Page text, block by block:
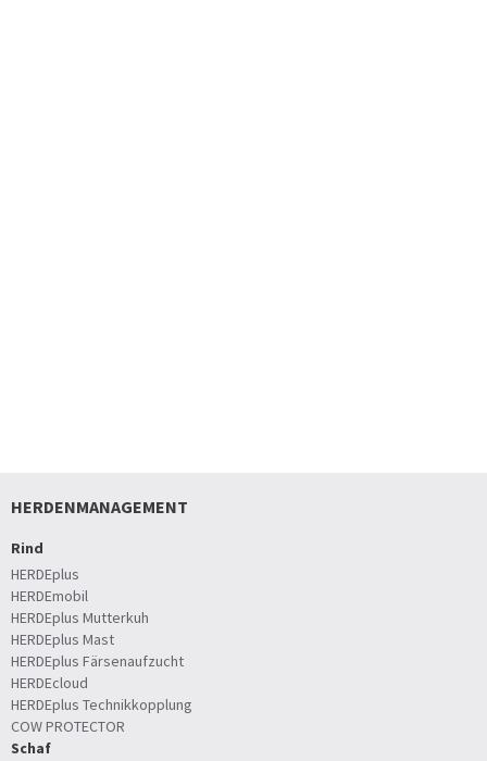
HERDENMANAGEMENT
Rind
HERDEplus
HERDEmobil
HERDEplus Mutterkuh
HERDEplus Mast
HERDEplus Färsenaufzucht
HERDEcloud
HERDEplus Technikkopplung
COW PROTECTOR
Schaf